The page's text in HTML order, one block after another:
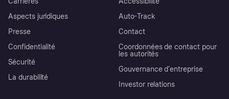
Aspects juridiques
Presse
Confidentialité
Sécurité
La durabilité
Auto-Track
Contact
Coordonnées de contact pour
les autorités
Gouvernance d’entreprise
Investor relations